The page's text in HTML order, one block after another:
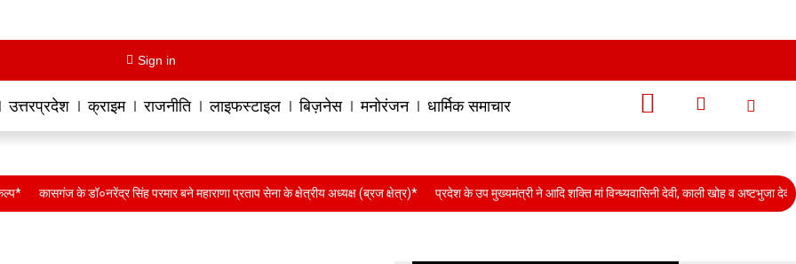
Sign in
उत्तरप्रदेश क्राइम राजनीति लाइफस्टाइल बिज़नेस मनोरंजन धार्मिक समाचार
कासगंज के डॉ०नरेंद्र सिंह परमार बने महाराणा प्रताप सेना के क्षेत्रीय अध्यक्ष (ब्रज क्षेत्र)* प्रदेश के उप मुख्यमंत्री ने आदि शक्ति मां विन्ध्यवासिनी देवी, काली खोह व अष्टभुजा देवी का